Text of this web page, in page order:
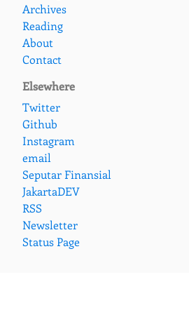
Archives
Reading
About
Contact
Elsewhere
Twitter
Github
Instagram
email
Seputar Finansial
JakartaDEV
RSS
Newsletter
Status Page